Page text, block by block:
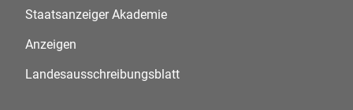
Staatsanzeiger Akademie
Anzeigen
Landesausschreibungsblatt